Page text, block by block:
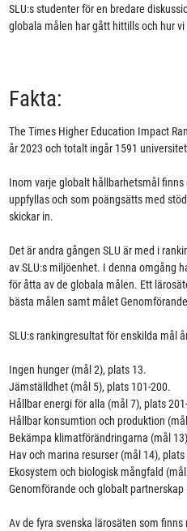
SLU:s studenter för en bredare
globala målen har gått hittills och hur
Fakta:
The Times Higher Education Impact
år 2023 och totalt ingår 1591
Inom varje globalt hållbarhetsmål
uppfyllas och som poängsätts med
skickar in.
Det är andra gången SLU är med i
av SLU:s miljöenhet. I denna omgång
för åtta av de globala målen. Ett
bästa målen samt målet
SLU:s rankingresultat för enskilda mål
Ingen hunger (mål 2), plats 13.
Jämställdhet (mål 5), plats 101-200.
Hållbar energi för alla (mål 7), plats
Hållbar konsumtion och produktion
Bekämpa klimatförändringarna (mål
Hav och marina resurser (mål 14), plats
Ekosystem och biologisk mångfald
Genomförande och globalt
Av de fyra svenska lärosäten som